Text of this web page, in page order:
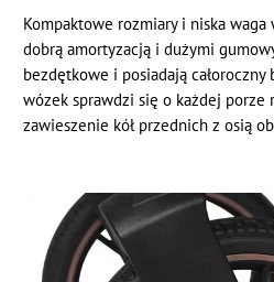
Kompaktowe rozmiary i niska waga
dobrą amortyzacją i dużymi
bezdętkowe i posiadają
wózek sprawdzi się o każdej porze
zawieszenie kół przednich z osią